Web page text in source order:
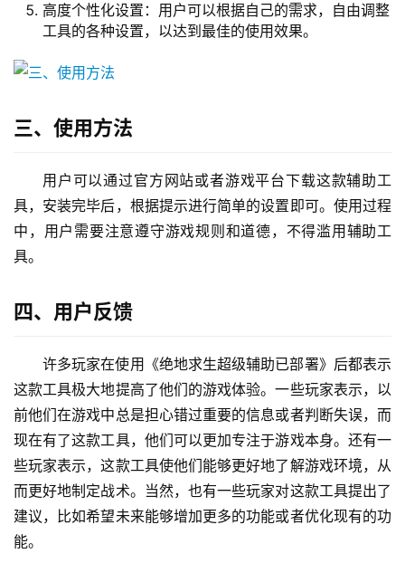
高度个性化设置：用户可以根据自己的需求，自由调整
工具的各种设置，以达到最佳的使用效果。
三、使用方法
用户可以通过官方网站或者游戏平台下载这款辅助工
具，安装完毕后，根据提示进行简单的设置即可。使用过程
中，用户需要注意遵守游戏规则和道德，不得滥用辅助工
具。
四、用户反馈
许多玩家在使用《绝地求生超级辅助已部署》后都表示
这款工具极大地提高了他们的游戏体验。一些玩家表示，以
前他们在游戏中总是担心错过重要的信息或者判断失误，而
现在有了这款工具，他们可以更加专注于游戏本身。还有一
些玩家表示，这款工具使他们能够更好地了解游戏环境，从
而更好地制定战术。当然，也有一些玩家对这款工具提出了
建议，比如希望未来能够增加更多的功能或者优化现有的功
能。